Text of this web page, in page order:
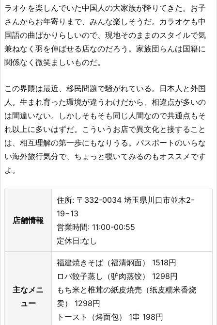
ラオケを楽しんでいた中国人の大家族が降りてきた。お子
さんからお年寄りまで、みんな楽しそうだ。カラオケも中
国語の曲ばかりらしいので、現地そのままのスタイルで気
兼ねなく羽を伸ばせる店なのだろう。家族団らんは国籍に
関係なく微笑ましいものだ。
この界隈は最近、移民問題で騒がれている。日本人と外国
人。生まれ育った環境が違うわけだから、相違点が多いの
は間違いない。しかしそもそも同じ人間なので共通点もそ
れ以上に多いはずだ。こういうお店で異文化と接すること
は、相互理解の第一歩にもなりうる。パスポートのいらな
い海外旅行気分で、ちょっと覗いてみるのもオススメです
よ。
店舗情報
住所: 〒332-0034 埼玉県川口市並木2-
19−13
営業時間: 11:00-00:55
定休日:なし
主なメニ
ュー
福建焼きそば（福清焖面） 1518円
ロバ餃子蒸し（驴肉蒸饺） 1298円
もち米と椎茸の紙皮焼売（纸皮糯米香烧
卖） 1298円
トースト（烤面包） 1串 198円